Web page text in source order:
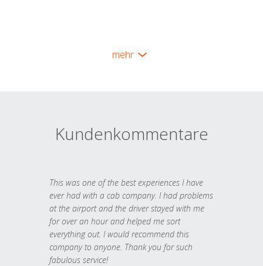
mehr
Kundenkommentare
This was one of the best experiences I have
ever had with a cab company. I had problems
at the airport and the driver stayed with me
for over an hour and helped me sort
everything out. I would recommend this
company to anyone. Thank you for such
fabulous service!